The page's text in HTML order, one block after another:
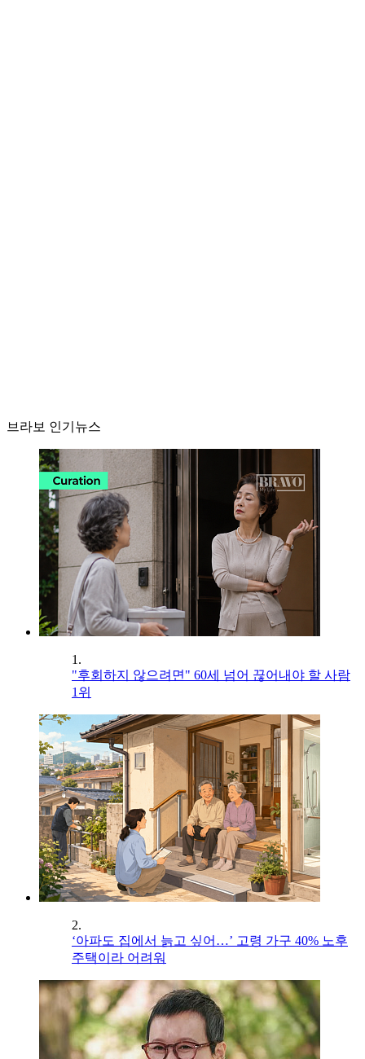
브라보 인기뉴스
1.
"후회하지 않으려면" 60세 넘어 끊어내야 할 사람
1위
2.
‘아파도 집에서 늙고 싶어…’ 고령 가구 40% 노후
주택이라 어려워